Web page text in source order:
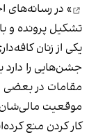
» در رسانه‌های
تشکیل پرونده و
یکی از زنان
جشن‌هایی را دارد
مقامات در بعضی
موقعیت مالی‌شان -
کار کردن منع